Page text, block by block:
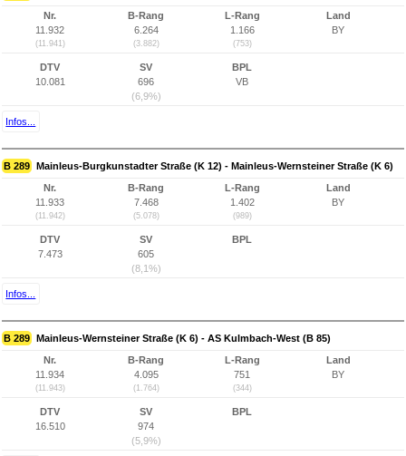
Nr.
11.932
(11.941)
B-Rang
6.264
(3.882)
L-Rang
1.166
(753)
Land
BY
DTV
10.081
SV
696
(6,9%)
BPL
VB
Infos...
B 289 Mainleus-Burgkunstadter Straße (K 12) - Mainleus-Wernsteiner Straße (K 6)
Nr.
11.933
(11.942)
B-Rang
7.468
(5.078)
L-Rang
1.402
(989)
Land
BY
DTV
7.473
SV
605
(8,1%)
BPL
Infos...
B 289 Mainleus-Wernsteiner Straße (K 6) - AS Kulmbach-West (B 85)
Nr.
11.934
(11.943)
B-Rang
4.095
(1.764)
L-Rang
751
(344)
Land
BY
DTV
16.510
SV
974
(5,9%)
BPL